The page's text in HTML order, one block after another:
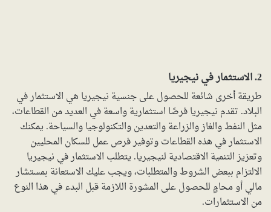
2. الاستثمار في نيجيريا
طريقة أخرى شائعة للحصول على جنسية نيجيريا هي الاستثمار في
البلاد. تقدم نيجيريا فرصًا استثمارية واسعة في العديد من القطاعات،
مثل النفط والغاز والزراعة والتعدين والتكنولوجيا والسياحة. يمكنك
الاستثمار في هذه القطاعات وتوفير فرص عمل للسكان المحليين
وتعزيز التنمية الاقتصادية لنيجيريا. يتطلب الاستثمار في نيجيريا
الالتزام ببعض الشروط والمتطلبات، ويجب عليك الاستعانة بمستشار
مالي أو محامٍ للحصول على المشورة اللازمة قبل البدء في هذا النوع
من الاستثمارات.